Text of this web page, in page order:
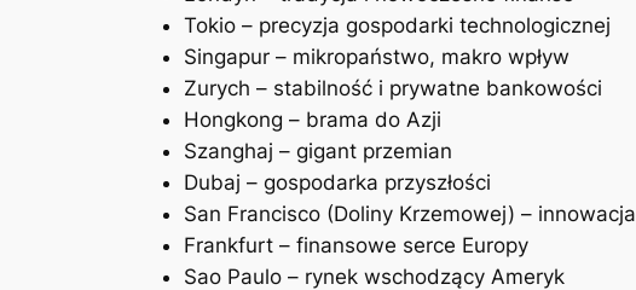
Tokio – precyzja gospodarki technologicznej
Singapur – mikropaństwo, makro wpływ
Zurych – stabilność i prywatne bankowości
Hongkong – brama do Azji
Szanghaj – gigant przemian
Dubaj – gospodarka przyszłości
San Francisco (Doliny Krzemowej) – innowacja
Frankfurt – finansowe serce Europy
Sao Paulo – rynek wschodzący Ameryk